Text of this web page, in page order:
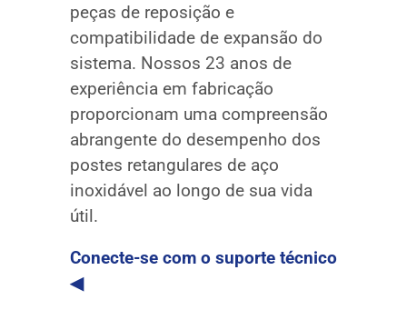
peças de reposição e
compatibilidade de expansão do
sistema. Nossos 23 anos de
experiência em fabricação
proporcionam uma compreensão
abrangente do desempenho dos
postes retangulares de aço
inoxidável ao longo de sua vida
útil.
Conecte-se com o suporte técnico
◀